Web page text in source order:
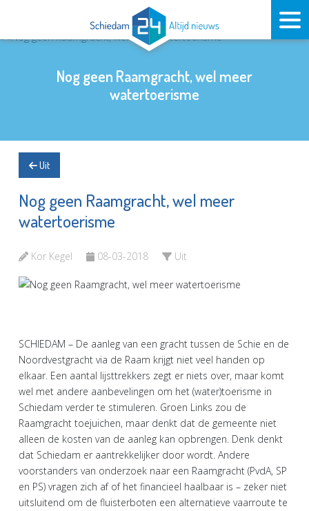
Nog geen Raamgracht, wel meer
watertoerisme
Uit
Nog geen Raamgracht, wel meer
watertoerisme
Kor Kegel 08-03-2018 Uit
SCHIEDAM – De aanleg van een gracht tussen de Schie en de
Noordvestgracht via de Raam krijgt niet veel handen op
elkaar. Een aantal lijsttrekkers zegt er niets over, maar komt
wel met andere aanbevelingen om het (water)toerisme in
Schiedam verder te stimuleren. Groen Links zou de
Raamgracht toejuichen, maar denkt dat de gemeente niet
alleen de kosten van de aanleg kan opbrengen. Denk denkt
dat Schiedam er aantrekkelijker door wordt. Andere
voorstanders van onderzoek naar een Raamgracht (PvdA, SP
en PS) vragen zich af of het financieel haalbaar is – zeker niet
uitsluitend om de fluisterboten een alternatieve vaarroute te